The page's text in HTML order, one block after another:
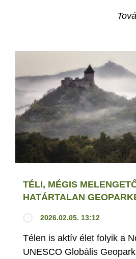
TÉLI, MÉGIS
HATÁRTALAN
2026.02.05. 13:12
Télen is aktív élet folyik a
UNESCO Globális